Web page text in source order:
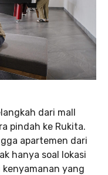
dari mall
pindah ke Rukita.
apartemen dari
hanya soal lokasi
kenyamanan yang